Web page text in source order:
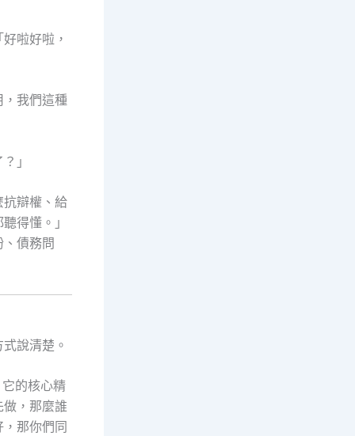
啦好啦，
我們這種
」
抗辯權、給
得懂。」
債務問
說清楚。
的核心精
，那麼誰
那你們同